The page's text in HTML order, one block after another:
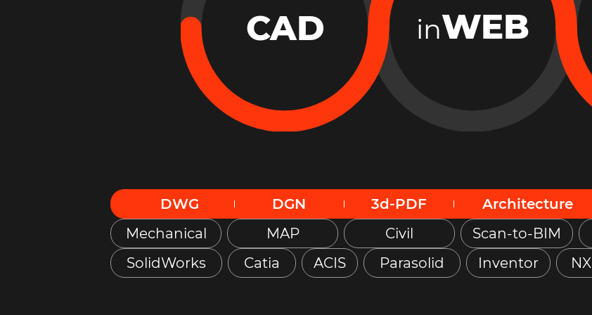
CAD inWEB
DWG DGN 3d-PDF Architecture
Mechanical
MAP Civil Scan-to-BIM
SolidWorks
Catia ACIS Parasolid Inventor NX